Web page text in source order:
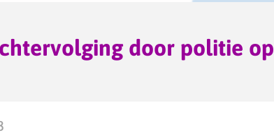
door politie op